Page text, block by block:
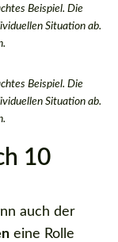
Beispiel. Die
Situation ab.
Beispiel. Die
Situation ab.
10
auch der
eine Rolle